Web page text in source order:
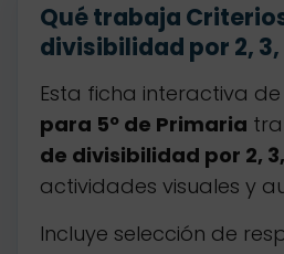
Qué trabaja
divisibilidad por 2, 3,
Esta ficha interactiva de
para 5º de Primaria
de divisibilidad por 2, 3,
actividades visuales y
Incluye selección de